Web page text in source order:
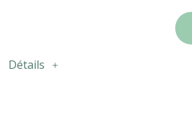
Détails